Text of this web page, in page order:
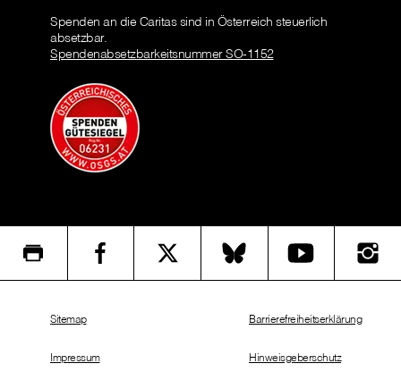
Spenden an die Caritas sind in Österreich steuerlich
absetzbar.
Spendenabsetzbarkeitsnummer SO-1152
Sitemap
Impressum
Barrierefreiheitserklärung
Hinweisgeberschutz